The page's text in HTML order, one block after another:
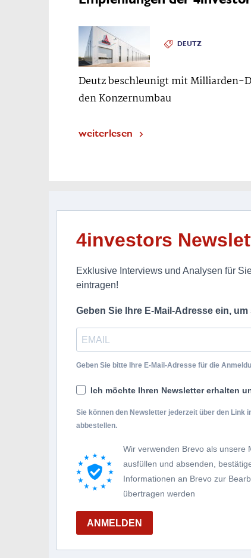
DEUTZ
Deutz beschleunigt mit Milliarden-
den Konzernumbau
weiterlesen
4investors
Exklusive Interviews und Analysen für
eintragen!
Geben Sie Ihre E-Mail-Adresse ein,
Geben Sie bitte Ihre E-Mail-Adresse für die
Ich möchte Ihren Newsletter erhalten
Sie können den Newsletter jederzeit über den Link
abbestellen.
Wir verwenden Brevo als unsere
ausfüllen und absenden,
Informationen an Brevo zur
übertragen werden
ANMELDEN